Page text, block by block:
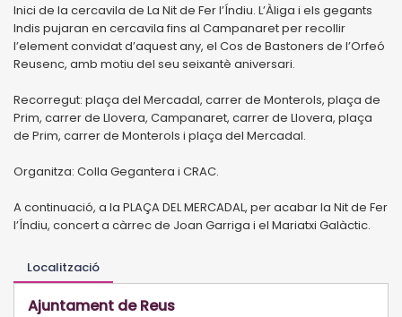
Inici de la cercavila de La Nit de Fer l’Índiu. L’Àliga i els gegants
Indis pujaran en cercavila fins al Campanaret per recollir
l’element convidat d’aquest any, el Cos de Bastoners de l’Orfeó
Reusenc, amb motiu del seu seixantè aniversari.
Recorregut: plaça del Mercadal, carrer de Monterols, plaça de
Prim, carrer de Llovera, Campanaret, carrer de Llovera, plaça
de Prim, carrer de Monterols i plaça del Mercadal.
Organitza: Colla Gegantera i CRAC.
A continuació, a la PLAÇA DEL MERCADAL, per acabar la Nit de Fer
l’Índiu, concert a càrrec de Joan Garriga i el Mariatxi Galàctic.
Localització
Ajuntament de Reus